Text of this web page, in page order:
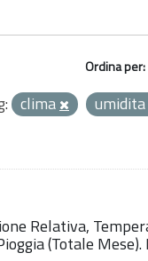
Ordina per
clima
umidita
Relativa,
(Totale